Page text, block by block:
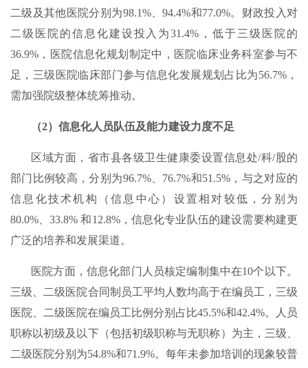
二级及其他医院分别为98.1%、94.4%和77.0%。财政投入对
二级医院的信息化建设投入为31.4%，低于三级医院的
36.9%，医院信息化规划制定中，医院临床业务科室参与不
足，三级医院临床部门参与信息化发展规划占比为56.7%，
需加强院级整体统筹推动。
（2）信息化人员队伍及能力建设力度不足
区域方面，省市县各级卫生健康委设置信息处/科/股的
部门比例较高，分别为96.7%、76.7%和51.5%，与之对应的
信息化技术机构（信息中心）设置相对较低，分别为
80.0%、33.8% 和12.8%，信息化专业队伍的建设需要构建更
广泛的培养和发展渠道。
医院方面，信息化部门人员核定编制集中在10个以下。
三级、二级医院合同制员工平均人数均高于在编员工，三级
医院、二级医院在编员工比例分别占比45.5%和42.4%。人员
职称以初级及以下（包括初级职称与无职称）为主，三级、
二级医院分别为54.8%和71.9%。每年未参加培训的现象较普